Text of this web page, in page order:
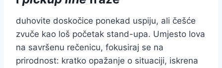
duhovite doskočice ponekad uspiju, ali češće
zvuče kao loš početak stand-upa. Umjesto lova
na savršenu rečenicu, fokusiraj se na
prirodnost: kratko opažanje o situaciji, iskrena